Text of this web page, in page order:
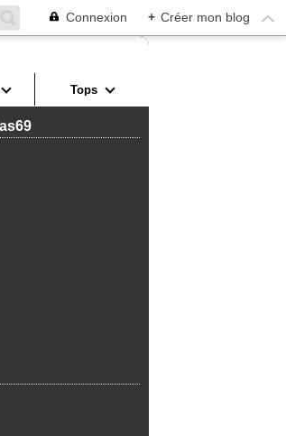
Connexion + Créer mon blog
Tops